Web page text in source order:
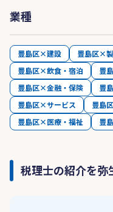
業種
豊島区×建設 豊島区×
豊島区×飲食・宿泊
豊
豊島区×金融・保険
豊
豊島区×サービス
豊島
豊島区×医療・福祉
豊
税理士の紹介を弥